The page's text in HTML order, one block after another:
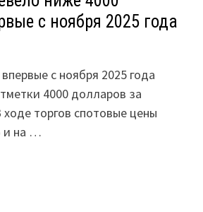
с ноября 2025 года
с ноября 2025 года
4000 долларов за
торгов спотовые цены
и на …